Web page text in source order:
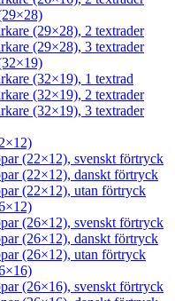
(29×28), 2 textrader
(29×28), 3 textrader
(32×19), 1 textrad
(32×19), 2 textrader
(32×19), 3 textrader
(22×12), svenskt förtryck
(22×12), danskt förtryck
(22×12), utan förtryck
(26×12), svenskt förtryck
(26×12), danskt förtryck
(26×12), utan förtryck
(26×16), svenskt förtryck